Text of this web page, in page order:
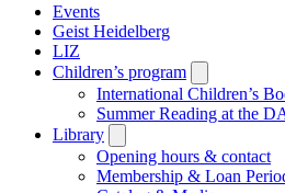
Events
Geist Heidelberg
LIZ
Children’s program
submenu
International Children’s
Summer Reading at the
Library
submenu
Opening hours & contact
Membership & Loan